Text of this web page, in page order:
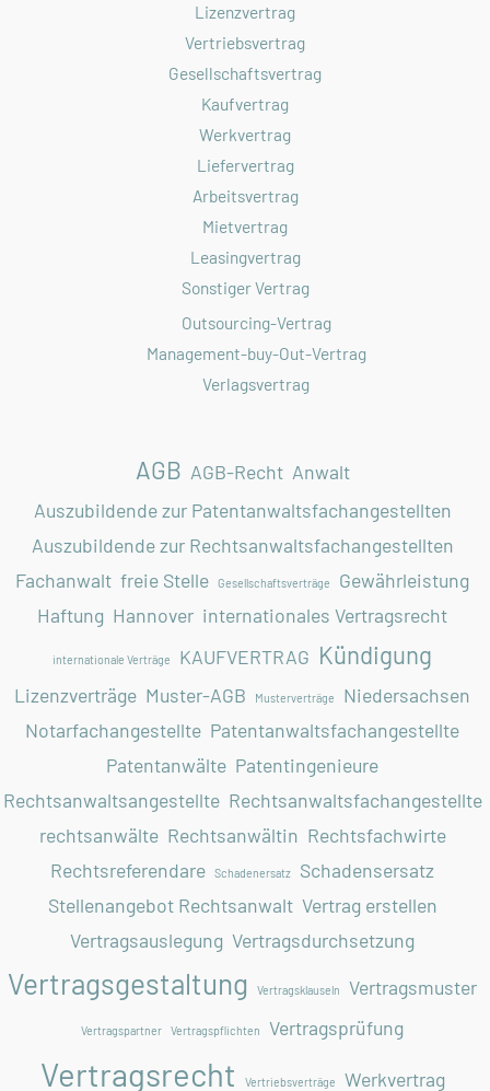
Lizenzvertrag
Vertriebsvertrag
Gesellschaftsvertrag
Kaufvertrag
Werkvertrag
Liefervertrag
Arbeitsvertrag
Mietvertrag
Leasingvertrag
Sonstiger Vertrag
Outsourcing-Vertrag
Management-buy-Out-Vertrag
Verlagsvertrag
AGB AGB-Recht Anwalt
Auszubildende zur Patentanwaltsfachangestellten
Auszubildende zur Rechtsanwaltsfachangestellten
Fachanwalt freie Stelle Gesellschaftsverträge
Gewährleistung
Haftung Hannover internationales Vertragsrecht
internationale Verträge KAUFVERTRAG Kündigung
Lizenzverträge Muster-AGB Musterverträge
Niedersachsen
Notarfachangestellte Patentanwaltsfachangestellte
Patentanwälte Patentingenieure
Rechtsanwaltsangestellte Rechtsanwaltsfachangestellte
rechtsanwälte Rechtsanwältin Rechtsfachwirte
Rechtsreferendare
Schadenersatz
Schadensersatz
Stellenangebot Rechtsanwalt Vertrag erstellen
Vertragsauslegung Vertragsdurchsetzung
Vertragsgestaltung Vertragsklauseln Vertragsmuster
Vertragspartner Vertragspflichten Vertragsprüfung
Vertragsrecht Vertriebsverträge Werkvertrag